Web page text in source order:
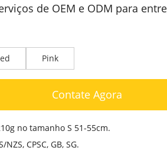
de OEM e ODM para
Pink
Contate Agora
no tamanho S 51-55cm.
NZS, CPSC, GB, SG.